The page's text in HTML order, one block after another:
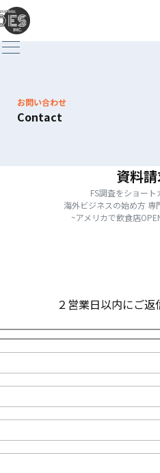
お問い合わせ
Contact
資料
FS調査をショート
海外ビジネスの始め方 専
~アメリカで飲食店
２営業日以内にご